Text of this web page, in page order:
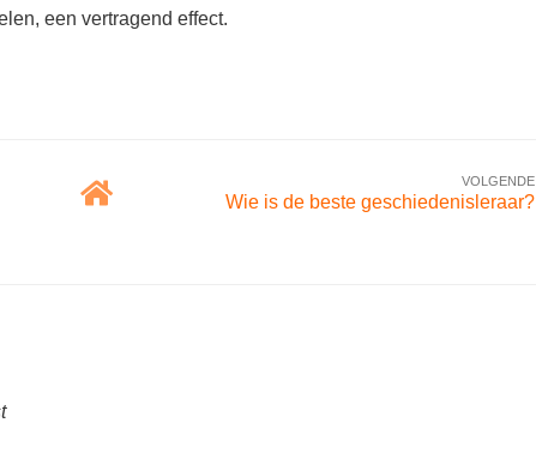
een vertragend effect.
VOLGENDE
Wie is de beste geschiedenisleraar?